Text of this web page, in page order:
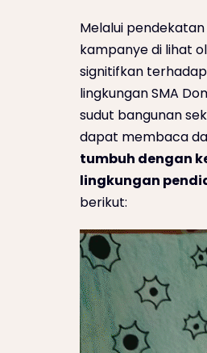
Melalui
kampanye di lihat
signitifkan
lingkungan SMA
sudut bangunan
dapat membaca
tumbuh dengan
lingkungan
berikut: